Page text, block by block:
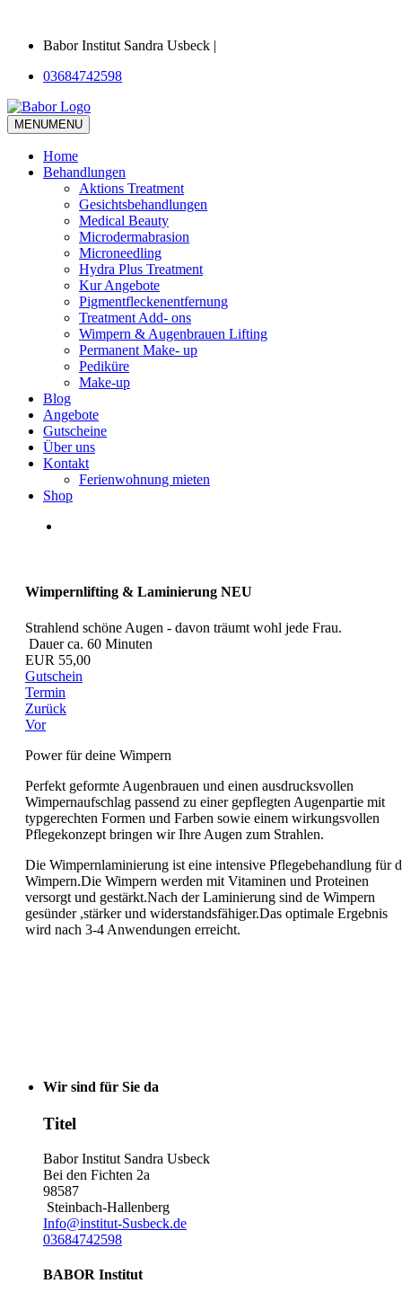
Babor Institut Sandra Usbeck |
03684742598
MENUMENU
Home
Behandlungen
Aktions Treatment
Gesichtsbehandlungen
Medical Beauty
Microdermabrasion
Microneedling
Hydra Plus Treatment
Kur Angebote
Pigmentfleckenentfernung
Treatment Add- ons
Wimpern & Augenbrauen Lifting
Permanent Make- up
Pediküre
Make-up
Blog
Angebote
Gutscheine
Über uns
Kontakt
Ferienwohnung mieten
Shop
Wimpernlifting & Laminierung NEU
Strahlend schöne Augen - davon träumt wohl jede Frau.
Dauer ca. 60 Minuten
EUR 55,00
Gutschein
Termin
Zurück
Vor
Power für deine Wimpern
Perfekt geformte Augenbrauen und einen ausdrucksvollen
Wimpernaufschlag passend zu einer gepflegten Augenpartie mit
typgerechten Formen und Farben sowie einem wirkungsvollen
Pflegekonzept bringen wir Ihre Augen zum Strahlen.
Die Wimpernlaminierung ist eine intensive Pflegebehandlung für
Wimpern.Die Wimpern werden mit Vitaminen und Proteinen
versorgt und gestärkt.Nach der Laminierung sind de Wimpern
gesünder ,stärker und widerstandsfähiger.Das optimale Ergebnis
wird nach 3-4 Anwendungen erreicht.
Wir sind für Sie da
Titel
Babor Institut Sandra Usbeck
Bei den Fichten 2a
98587
Steinbach-Hallenberg
Info@institut-Susbeck.de
03684742598
BABOR Institut